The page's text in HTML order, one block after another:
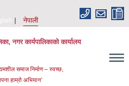
नेपाली
नगर कार्यपालिकाकाे कार्यालय
समाज निर्माण – स्वच्छ,
हाम्रो अभियान’